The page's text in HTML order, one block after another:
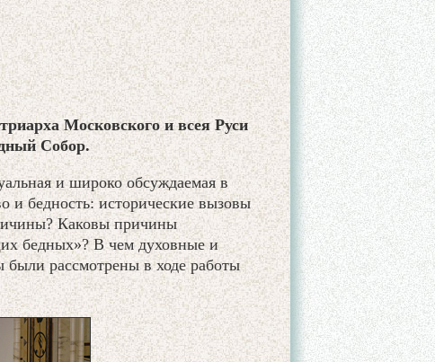
Московского и всея Руси
Собор.
и широко обсуждаемая в
и бедность: исторические вызовы
Каковы причины
бедных»? В чем духовные и
были рассмотрены в ходе работы